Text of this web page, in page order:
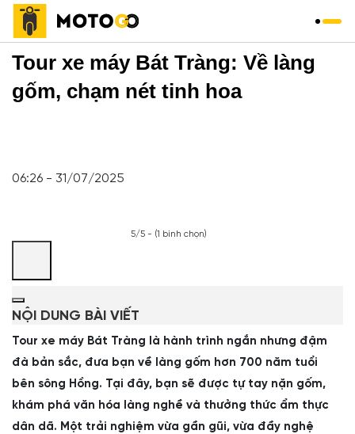
Trang chủ » Tour»
Tour xe máy Bát Tràng: Về làng
gốm, chạm nét tinh hoa
06:26 - 31/07/2025
5/5 - (1 bình chọn)
NỘI DUNG BÀI VIẾT
Tour xe máy Bát Tràng là hành trình ngắn nhưng đậm
đà bản sắc, đưa bạn về làng gốm hơn 700 năm tuổi
bên sông Hồng. Tại đây, bạn sẽ được tự tay nặn gốm,
khám phá văn hóa làng nghề và thưởng thức ẩm thực
dân dã. Một trải nghiệm vừa gần gũi, vừa đầy nghệ